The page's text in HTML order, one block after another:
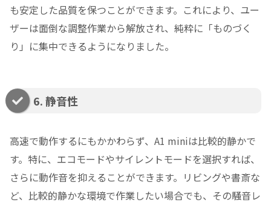
も安定した品質を保つことができます。これにより、ユー
ザーは面倒な調整作業から解放され、純粋に「ものづく
り」に集中できるようになりました。
6. 静音性
高速で動作するにもかかわらず、A1 miniは比較的静かで
す。特に、エコモードやサイレントモードを選択すれば、
さらに動作音を抑えることができます。リビングや書斎な
ど、比較的静かな環境で作業したい場合でも、その騒音レ